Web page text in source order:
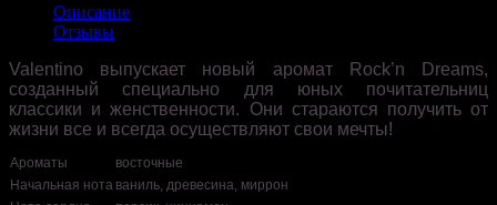
Описание
Отзывы
Valentino выпускает новый аромат Rock’n Dreams,
созданный специально для юных почитательниц
классики и женственности. Они стараются получить от
жизни все и всегда осуществляют свои мечты!
Ароматы
восточные
Начальная нота ваниль, древесина, миррон